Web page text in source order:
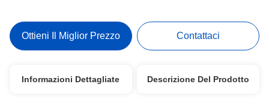
Ottieni Il Miglior Prezzo Contattaci
Informazioni Dettagliate Descrizione Del Prodotto